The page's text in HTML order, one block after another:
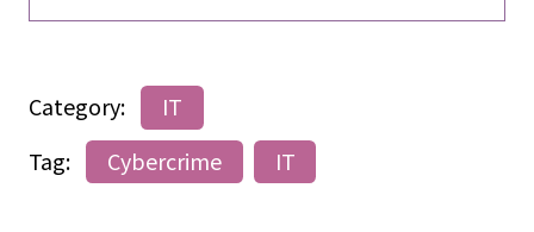
Category:
IT
Tag:
Cybercrime IT